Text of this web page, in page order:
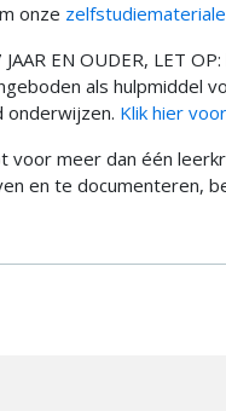
onze
EN OUDER, LET
als hulpmiddel
onderwijzen. Klik hier
voor meer dan één
en te documenteren,